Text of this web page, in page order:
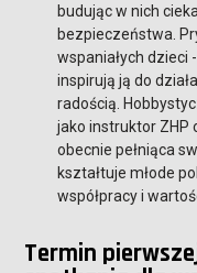
budując w nich
bezpieczeństwa.
wspaniałych dzieci
inspirują ją do
radością.
jako instruktor ZHP
obecnie pełniąca
kształtuje młode
współpracy i
Termin